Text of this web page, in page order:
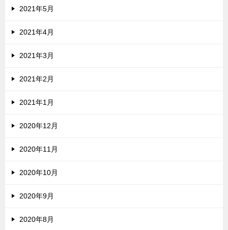
2021年5月
2021年4月
2021年3月
2021年2月
2021年1月
2020年12月
2020年11月
2020年10月
2020年9月
2020年8月